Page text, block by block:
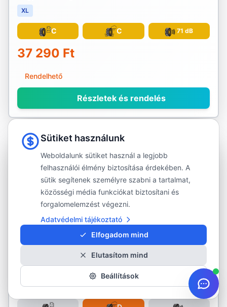
XL
C C 71 dB
37 290 Ft
Rendelhető
Részletek és rendelés
KORMORAN
225/65R17
Kép hamarosan
KÜLSŐ RAKTÁR
KORMORAN
All Season SUV
225/65R17
max. 240 km/h
Négyévszakos gumi
Sütiket használunk
Weboldalunk sütiket használ a legjobb
felhasználói élmény biztosítása érdekében. A
sütik segítenek személyre szabni a tartalmat,
közösségi média funkciókat biztosítani és
forgalomelemzést végezni.
Adatvédelmi tájékoztató
Elfogadom mind
Elutasítom mind
Beállítások